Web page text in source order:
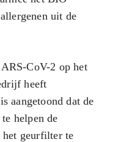
uit de
CoV-2 op het
heeft
aangetoond dat de
helpen de
het geurfilter te